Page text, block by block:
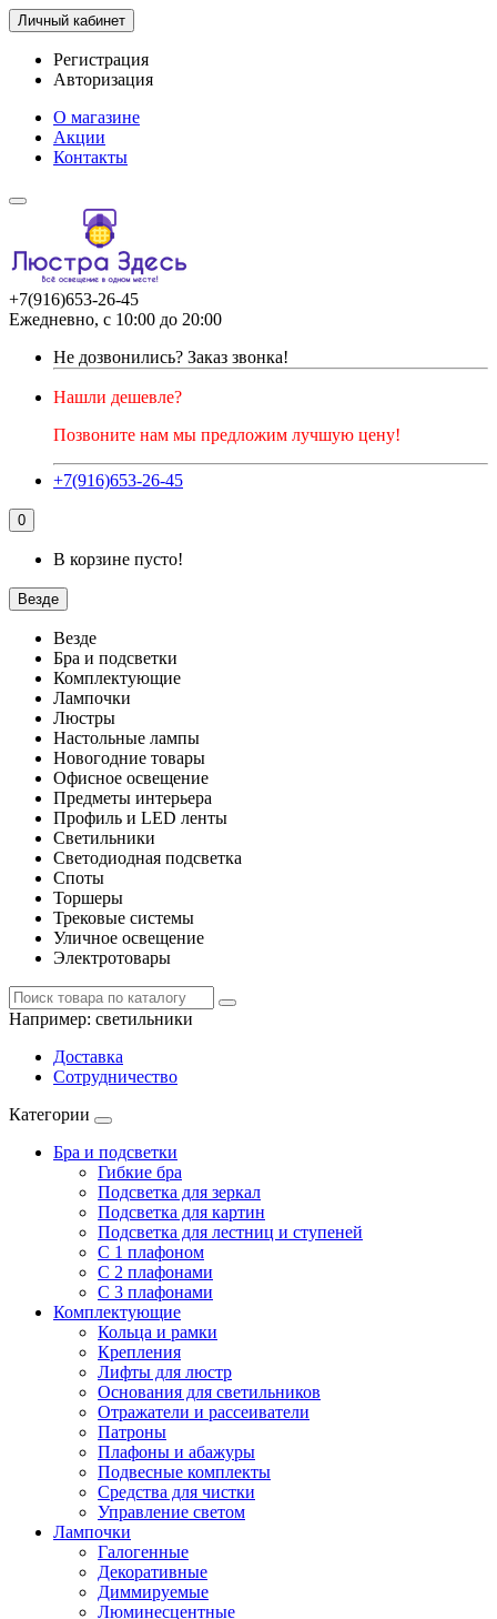
Личный кабинет
Регистрация
Авторизация
О магазине
Акции
Контакты
+7(916)653-26-45
Ежедневно, с 10:00 до 20:00
Не дозвонились? Заказ звонка!
Нашли дешевле?
Позвоните нам мы предложим лучшую цену!
+7(916)653-26-45
0
В корзине пусто!
Везде
Везде
Бра и подсветки
Комплектующие
Лампочки
Люстры
Настольные лампы
Новогодние товары
Офисное освещение
Предметы интерьера
Профиль и LED ленты
Светильники
Светодиодная подсветка
Споты
Торшеры
Трековые системы
Уличное освещение
Электротовары
Например: светильники
Доставка
Сотрудничество
Категории
Бра и подсветки
Гибкие бра
Подсветка для зеркал
Подсветка для картин
Подсветка для лестниц и ступеней
С 1 плафоном
С 2 плафонами
С 3 плафонами
Комплектующие
Кольца и рамки
Крепления
Лифты для люстр
Основания для светильников
Отражатели и рассеиватели
Патроны
Плафоны и абажуры
Подвесные комплекты
Средства для чистки
Управление светом
Лампочки
Галогенные
Декоративные
Диммируемые
Люминесцентные